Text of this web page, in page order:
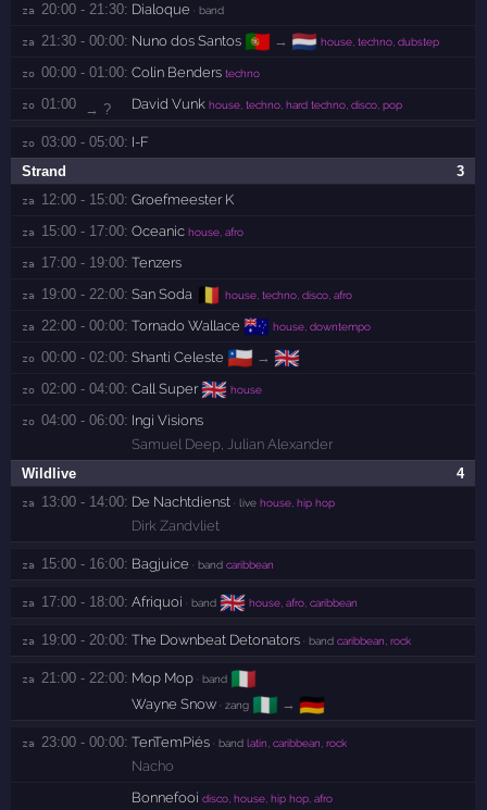
za 20:00 - 21:30: Dialoque · band
za 21:30 - 00:00: Nuno dos Santos 🇵🇹 → 🇳🇱 house, techno, dubstep
zo 00:00 - 01:00: Colin Benders techno
zo 01:00 → ? David Vunk house, techno, hard techno, disco, pop
zo 03:00 - 05:00: I-F
3
Strand
za 12:00 - 15:00: Groefmeester K
za 15:00 - 17:00: Oceanic house, afro
za 17:00 - 19:00: Tenzers
za 19:00 - 22:00: San Soda 🇧🇪 house, techno, disco, afro
za 22:00 - 00:00: Tornado Wallace 🇦🇺 house, downtempo
zo 00:00 - 02:00: Shanti Celeste 🇨🇱 → 🇬🇧
zo 02:00 - 04:00: Call Super 🇬🇧 house
zo 04:00 - 06:00: Ingi Visions
Samuel Deep
Julian Alexander
4
Wildlive
za 13:00 - 14:00: De Nachtdienst · live house, hip hop
Dirk Zandvliet
za 15:00 - 16:00: Bagjuice · band caribbean
za 17:00 - 18:00: Afriquoi · band 🇬🇧 house, afro, caribbean
za 19:00 - 20:00: The Downbeat Detonators · band caribbean, rock
za 21:00 - 22:00: Mop Mop · band 🇮🇹
Wayne Snow · zang 🇳🇬 → 🇩🇪
za 23:00 - 00:00: TenTemPiés · band latin, caribbean, rock
Nacho
Bonnefooi disco, house, hip hop, afro